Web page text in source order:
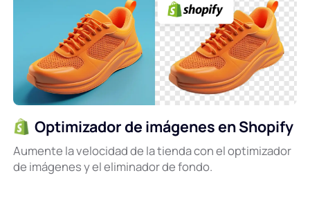
Optimizador de imágenes en Shopify
Aumente la velocidad de la tienda con el optimizador
de imágenes y el eliminador de fondo.